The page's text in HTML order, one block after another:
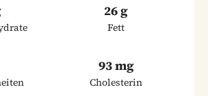
26 g
Fett
93 mg
Cholesterin